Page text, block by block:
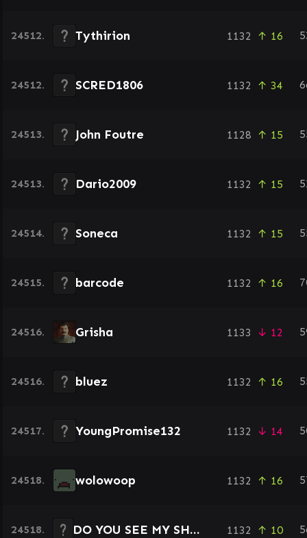
24512. Tythirion 1132 ↑ 16
24512. SCRED1806 1132 ↑ 34
24513. John Foutre 1128 ↑ 15
24513. Dario2009 1132 ↑ 15
24514. Soneca 1132 ↑ 15
24515. barcode 1132 ↑ 16
24516. Grisha 1133 ↓ 12
24516. bluez 1132 ↑ 16
24517. YoungPromise132 1132 ↓ 14
24518. wolowoop 1132 ↑ 16
24518. DO YOU SEE MY SHEEP? 1132 ↑ 10